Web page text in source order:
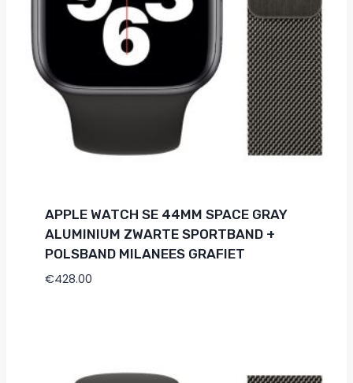
APPLE WATCH SE 44MM SPACE GRAY
ALUMINIUM ZWARTE SPORTBAND +
POLSBAND MILANEES GRAFIET
€428.00